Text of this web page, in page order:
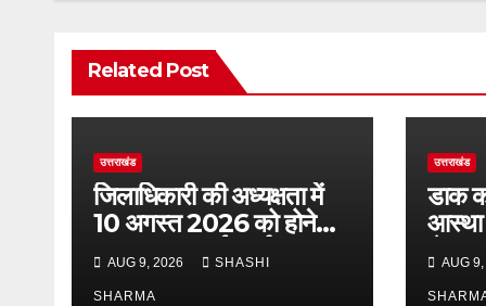
Related Post
उत्तराखंड
जिलाधिकारी की अध्यक्षता में
10 अगस्त 2026 को होने
वाला जनसुनवाई कार्यक्रम
स्थगित
AUG 9, 2026 SHASHI
SHARMA
उत्तराखंड
डाक
आस्था
सेAUG